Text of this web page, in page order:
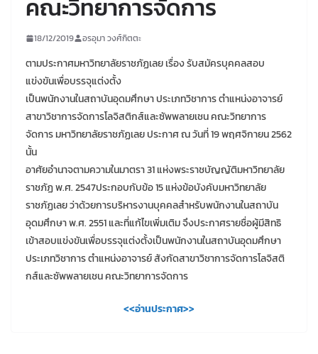
คณะวิทยาการจัดการ
18/12/2019 อรอุมา วงศ์กิตตะ
ตามประกาศมหาวิทยาลัยราชภัฏเลย เรื่อง รับสมัครบุคคลสอบ
แข่งขันเพื่อบรรจุแต่งตั้ง
เป็นพนักงานในสถาบันอุดมศึกษา ประเภทวิชาการ ตำแหน่งอาจารย์
สาขาวิชาการจัดการโลจิสติกส์และซัพพลายเชน คณะวิทยาการ
จัดการ มหาวิทยาลัยราชภัฏเลย ประกาศ ณ วันที่ 19 พฤศจิกายน 2562
นั้น
อาศัยอำนาจตามความในมาตรา 31 แห่งพระราชบัญญัติมหาวิทยาลัย
ราชภัฏ พ.ศ. 2547ประกอบกับข้อ 15 แห่งข้อบังคับมหาวิทยาลัย
ราชภัฏเลย ว่าด้วยการบริหารงานบุคคลสำหรับพนักงานในสถาบัน
อุดมศึกษา พ.ศ. 2551 และที่แก้ไขเพิ่มเติม จึงประกาศรายชื่อผู้มีสิทธิ
เข้าสอบแข่งขันเพื่อบรรจุแต่งตั้งเป็นพนักงานในสถาบันอุดมศึกษา
ประเภทวิชาการ ตำแหน่งอาจารย์ สังกัดสาขาวิชาการจัดการโลจิสติ
กส์และซัพพลายเชน คณะวิทยาการจัดการ
<<อ่านประกาศ>>